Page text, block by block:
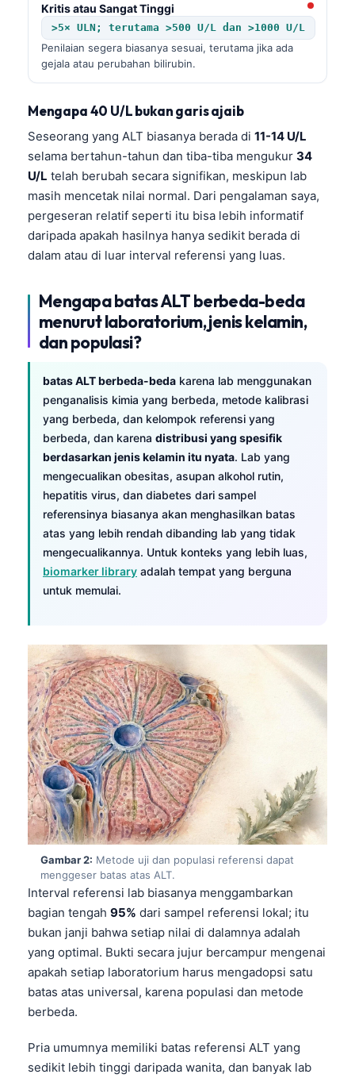
Kritis atau Sangat Tinggi
>5× ULN; terutama >500 U/L dan >1000 U/L
Penilaian segera biasanya sesuai, terutama jika ada
gejala atau perubahan bilirubin.
Mengapa 40 U/L bukan garis ajaib
Seseorang yang ALT biasanya berada di 11-14 U/L
selama bertahun-tahun dan tiba-tiba mengukur 34
U/L telah berubah secara signifikan, meskipun lab
masih mencetak nilai normal. Dari pengalaman saya,
pergeseran relatif seperti itu bisa lebih informatif
daripada apakah hasilnya hanya sedikit berada di
dalam atau di luar interval referensi yang luas.
Mengapa batas ALT berbeda-beda
menurut laboratorium, jenis kelamin,
dan populasi?
batas ALT berbeda-beda karena lab menggunakan
penganalisis kimia yang berbeda, metode kalibrasi
yang berbeda, dan kelompok referensi yang
berbeda, dan karena distribusi yang spesifik
berdasarkan jenis kelamin itu nyata. Lab yang
mengecualikan obesitas, asupan alkohol rutin,
hepatitis virus, dan diabetes dari sampel
referensinya biasanya akan menghasilkan batas
atas yang lebih rendah dibanding lab yang tidak
mengecualikannya. Untuk konteks yang lebih luas,
biomarker library adalah tempat yang berguna
untuk memulai.
Gambar 2: Metode uji dan populasi referensi dapat
menggeser batas atas ALT.
Interval referensi lab biasanya menggambarkan
bagian tengah 95% dari sampel referensi lokal; itu
bukan janji bahwa setiap nilai di dalamnya adalah
yang optimal. Bukti secara jujur bercampur mengenai
apakah setiap laboratorium harus mengadopsi satu
batas atas universal, karena populasi dan metode
berbeda.
Pria umumnya memiliki batas referensi ALT yang
sedikit lebih tinggi daripada wanita, dan banyak lab